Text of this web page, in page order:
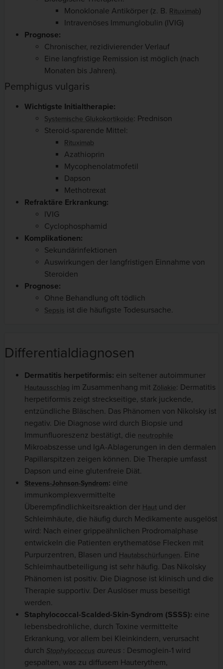
Monoklonale Antikörper (z. B. Rituximab)
Intravenöses Immunglobulin (IVIG)
Prognose:
Chronischer, rezidivierender Verlauf
Eine langfristige Remission ist möglich (nach
Monaten bis Jahren).
Pemphigus vulgaris
Wichtigste Initialtherapie:
Systemische Glukokortikoide: Prednison
Steroid-sparende Mittel:
Rituximab
Azathioprin
Mycophenolatmofetil
Dapson
Methotrexat
Refraktäre Erkrankung:
IVIG
Cyclophosphamid
Komplikationen:
Sekundärinfektionen
Auswirkungen der langfristigen Einnahme von
Steroiden
Prognose:
Ohne Behandlung oft tödlich
Sepsis ist die häufigste Todesursache.
Differentialdiagnosen
Dermatitis herpetiformis: ein seltener autoimmuner
Hautausschlag im Zusammenhang mit Zöliakie: Dermatitis
herpetiformis zeigt streckseitige, stark juckende,
entzündliche Bläschen. Das Phänomen von Nikolsky ist
negativ. Die Diagnose wird durch Biopsie und
Immunfluoreszenz bestätigt, die neutrophile
Mikroabszesse und IgA-Ablagerungen in den dermalen
Papillarspitzen zeigen können. Die Therapie umfasst
Dapson und eine glutenfreie Diät.
Stevens-Johnson-Syndrom: eine
immunkomplexvermittelte
Überempfindlichkeitsreaktion der Haut und der
Schleimhäute, die häufig durch Medikamente ausgelöst
wird: Nach einer grippeähnlichen Prodromalphase
entwickeln die Patienten erythematöse Flecken mit
Purpurzentren, Blasen und Hautabschürfungen. Eine
Schleimhautbeteiligung ist sehr häufig. Das Nikolsky
Phänomen ist positiv. Die Diagnose ist klinisch und die
Therapie supportiv. Der Auslöser muss beseitigt
werden.
Staphylococcal-Scalded-Skin-Syndrom (SSSS): eine
lebensbedrohliche, durch Toxine vermittelte
Erkrankung, vor allem bei Kleinkindern, verursacht
durch Staphylococcus aureus : Desmoglein-1 wird
gespalten, was zu diffusem Hauterythem,